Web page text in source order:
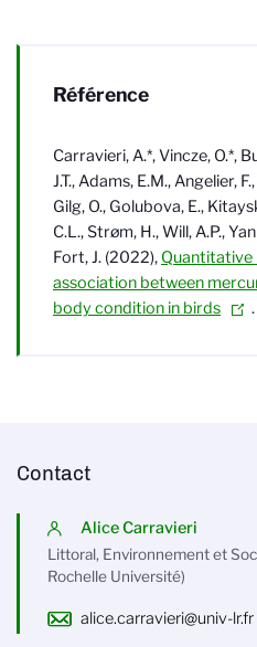
Référence
Carravieri, A.*, Vincze, O.*,
J.T., Adams, E.M., Angelier,
Gilg, O., Golubova, E.,
C.L., Strøm, H., Will, A.P.,
Fort, J. (2022), Quantitative
association between
body condition in birds
.
Contact
Alice Carravieri
Littoral, Environnement et
Rochelle Université)
alice.carravieri@univ-lr.fr